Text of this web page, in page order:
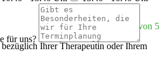
für uns?
Schritt 3 von 5
Ihrer Therapeutin oder Ihrem